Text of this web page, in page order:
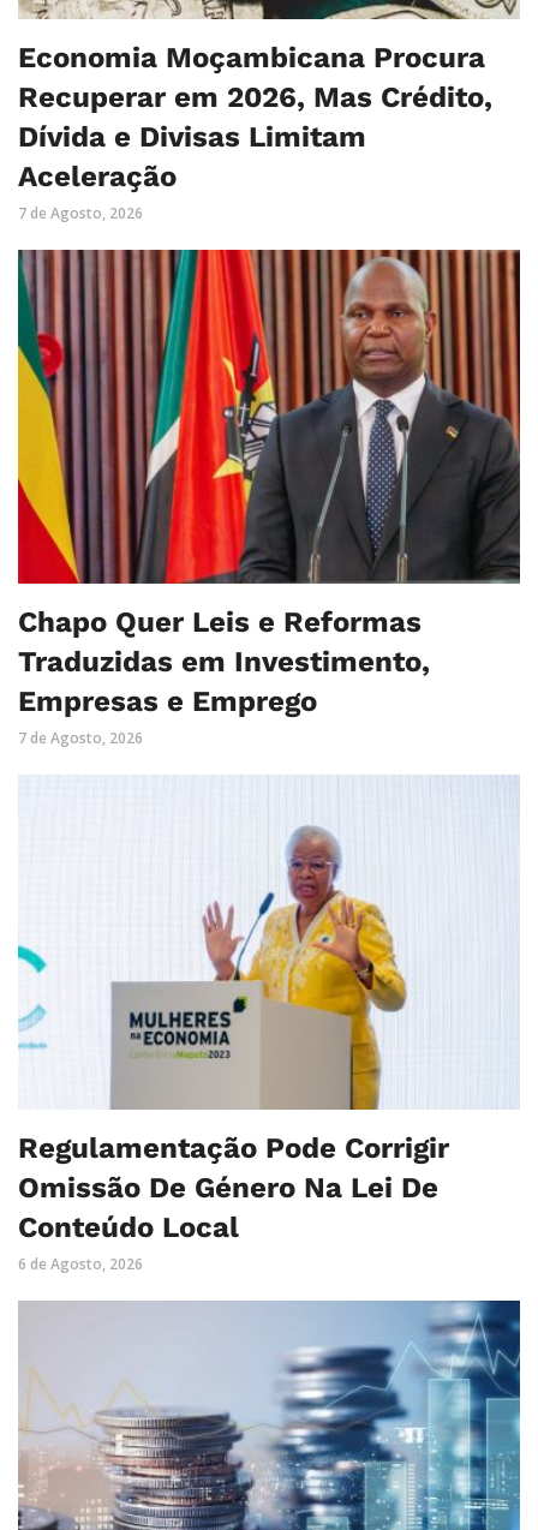
Economia Moçambicana Procura
Recuperar em 2026, Mas Crédito,
Dívida e Divisas Limitam
Aceleração
7 de Agosto, 2026
Chapo Quer Leis e Reformas
Traduzidas em Investimento,
Empresas e Emprego
7 de Agosto, 2026
Regulamentação Pode Corrigir
Omissão De Género Na Lei De
Conteúdo Local
6 de Agosto, 2026